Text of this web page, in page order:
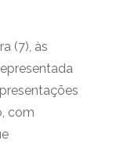
(7), às
com